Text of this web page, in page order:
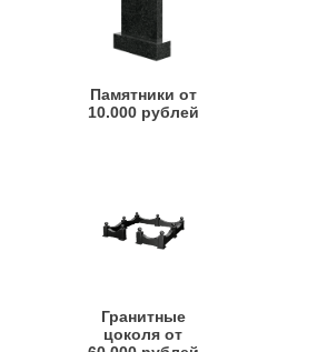
Памятники от
10.000 рублей
Гранитные
цоколя от